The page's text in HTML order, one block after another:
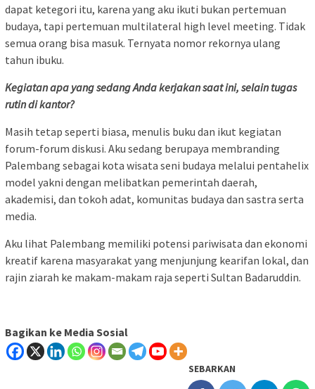
dapat ketegori itu, karena yang aku ikuti bukan pertemuan
budaya, tapi pertemuan multilateral high level meeting. Tidak
semua orang bisa masuk. Ternyata nomor rekornya ulang
tahun ibuku.
Kegiatan apa yang sedang Anda kerjakan saat ini, selain tugas
rutin di kantor?
Masih tetap seperti biasa, menulis buku dan ikut kegiatan
forum-forum diskusi. Aku sedang berupaya membranding
Palembang sebagai kota wisata seni budaya melalui pentahelix
model yakni dengan melibatkan pemerintah daerah,
akademisi, dan tokoh adat, komunitas budaya dan sastra serta
media.
Aku lihat Palembang memiliki potensi pariwisata dan ekonomi
kreatif karena masyarakat yang menjunjung kearifan lokal, dan
rajin ziarah ke makam-makam raja seperti Sultan Badaruddin.
Bagikan ke Media Sosial
SEBARKAN